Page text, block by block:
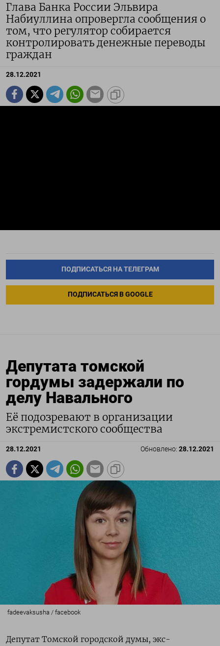
Глава Банка России Эльвира
Набиуллина опровергла сообщения о
том, что регулятор собирается
контролировать денежные переводы
граждан
28.12.2021
ПОДПИСАТЬСЯ НА ТЕЛЕГРАМ
ПОДПИСАТЬСЯ В GOOGLE
Депутата томской
гордумы задержали по
делу Навального
Её подозревают в организации
экстремистского сообщества
28.12.2021 Обновлено: 28.12.2021
fadeevaksusha / facebook
Депутат Томской городской думы, экс-